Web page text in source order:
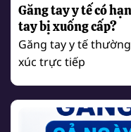
Găng tay y tế có
tay bị xuống cấp?
Găng tay y tế
xúc trực tiếp